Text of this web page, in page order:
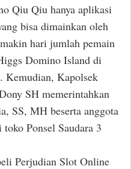
Qiu Qiu hanya aplikasi
bisa dimainkan oleh
hari jumlah pemain
Domino Island di
Kemudian, Kapolsek
SH memerintahkan
SS, MH beserta anggota
Ponsel Saudara 3
Perjudian Slot Online